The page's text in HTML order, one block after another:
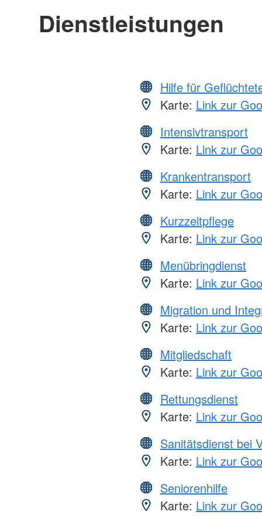
Dienstleistungen
Hilfe für
Karte: Link zur
Intensivtransport
Karte: Link zur
Krankentransport
Karte: Link zur
Kurzzeitpflege
Karte: Link zur
Menübringdienst
Karte: Link zur
Migration und
Karte: Link zur
Mitgliedschaft
Karte: Link zur
Rettungsdienst
Karte: Link zur
Sanitätsdienst bei
Karte: Link zur
Seniorenhilfe
Karte: Link zur